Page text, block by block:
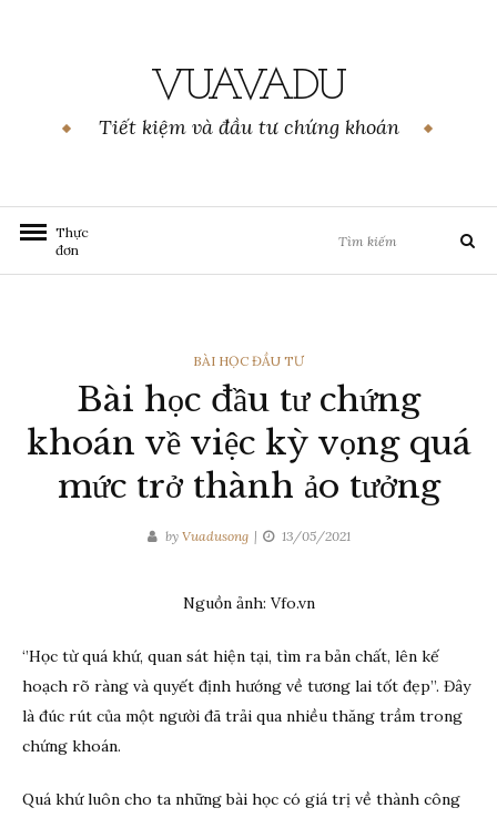
VUAVADU
Tiết kiệm và đầu tư chứng khoán
Thực
đơn
kiếm:
Tìm
THỂ
LOẠI
BÀI HỌC ĐẦU TƯ
Bài học đầu tư chứng
khoán về việc kỳ vọng quá
mức trở thành ảo tưởng
by Vuadusong 13/05/2021
Nguồn ảnh: Vfo.vn
‘’Học từ quá khứ, quan sát hiện tại, tìm ra bản chất, lên kế
hoạch rõ ràng và quyết định hướng về tương lai tốt đẹp’’. Đây
là đúc rút của một người đã trải qua nhiều thăng trầm trong
chứng khoán.
Quá khứ luôn cho ta những bài học có giá trị về thành công